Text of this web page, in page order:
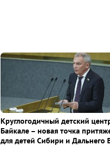
Круглогодичный детский
Байкале – новая точка
для детей Сибири и Дальнего